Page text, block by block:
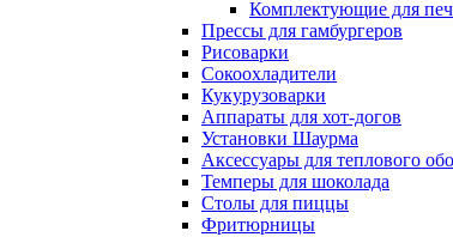
Комплектующие для
Прессы для гамбургеров
Рисоварки
Сокоохладители
Кукурузоварки
Аппараты для хот-догов
Установки Шаурма
Аксессуары для теплового
Темперы для шоколада
Столы для пиццы
Фритюрницы